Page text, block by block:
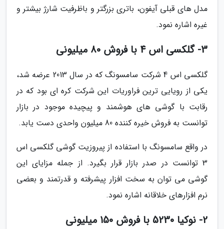
مدل های قبلی آیفون، باتری بزرگتر و باظرفیت شارژ بیشتر و
غیره اشاره نمود.
3- گلکسی اس 4 با فروش 80 میلیونی
گلکسی اس 4 شرکت سامسونگ که در سال 2013 عرضه شد،
یکی از رویایی ترین فراوریات این شرکت کره ای بود که در
رقابت با گوشی های هوشمند و پیچیده موجود در بازار
توانست به فروش خیره کننده 80 میلیون واحدی دست یابد.
در واقع سامسونگ با استفاده از پیروزیت گوشی گلکسی اس
3 توانست در صدر بازار قرار بگیرد. از جمله مزایای این
گوشی می توان به سخت افزار پیشرفته و قدرتمند و بعضی
نرم افزارهای خلاقانه اشاره نمود.
2- نوکیا 5230 با فروش 150 میلیونی